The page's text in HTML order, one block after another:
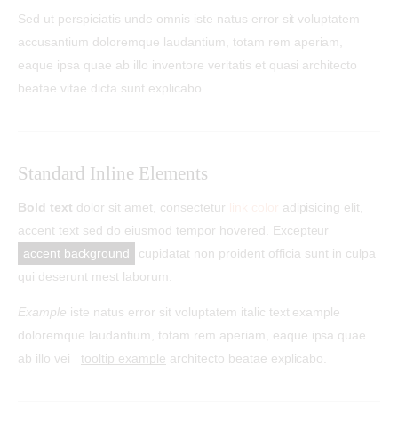
Sed ut perspiciatis unde omnis iste natus error sit voluptatem
accusantium doloremque laudantium, totam rem aperiam,
eaque ipsa quae ab illo inventore veritatis et quasi architecto
beatae vitae dicta sunt explicabo.
Standard Inline Elements
Bold text dolor sit amet, consectetur
adipisicing elit,
accent text sed do eiusmod tempor hovered. Excepteur
accent background
cupidatat non proident officia sunt in culpa
qui deserunt mest laborum.
Example iste natus error sit voluptatem italic text example
doloremque laudantium, totam rem aperiam, eaque ipsa quae
ab illo vei tooltip example architecto beatae explicabo.